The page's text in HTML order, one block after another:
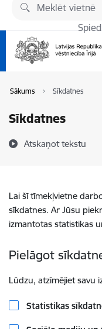
Pāriet uz lapas saturu
Sākums Sīkdatnes
Sīkdatnes
Atskaņot tekstu
Lai šī tīmekļvietne
sīkdatnes. Ar Jūsu
izmantotas statistikas
Pielāgot
Lūdzu, atzīmējiet savu
Statistikas